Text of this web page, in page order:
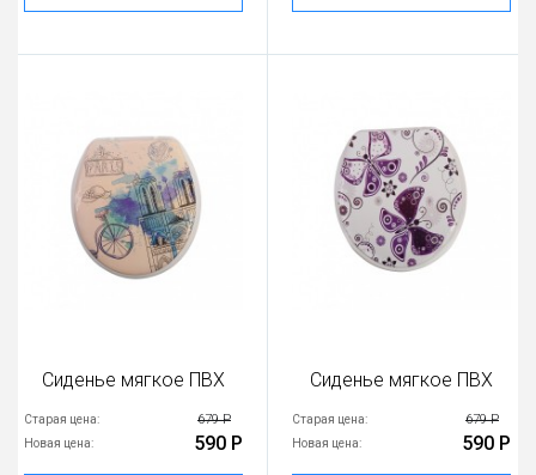
Сиденье мягкое ПВХ
Старая цена: 679 Р
Новая цена: 590 Р
Сиденье мягкое ПВХ
Старая цена: 679 Р
Новая цена: 590 Р